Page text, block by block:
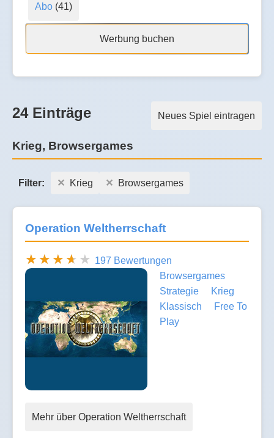
Abo(41)
Werbung buchen
Neues Spiel eintragen
24 Einträge
Krieg, Browsergames
Filter: Krieg Browsergames
Operation Weltherrschaft
197 Bewertungen
Browsergames
Strategie
Krieg
Klassisch
Free To
Play
Mehr über Operation Weltherrschaft